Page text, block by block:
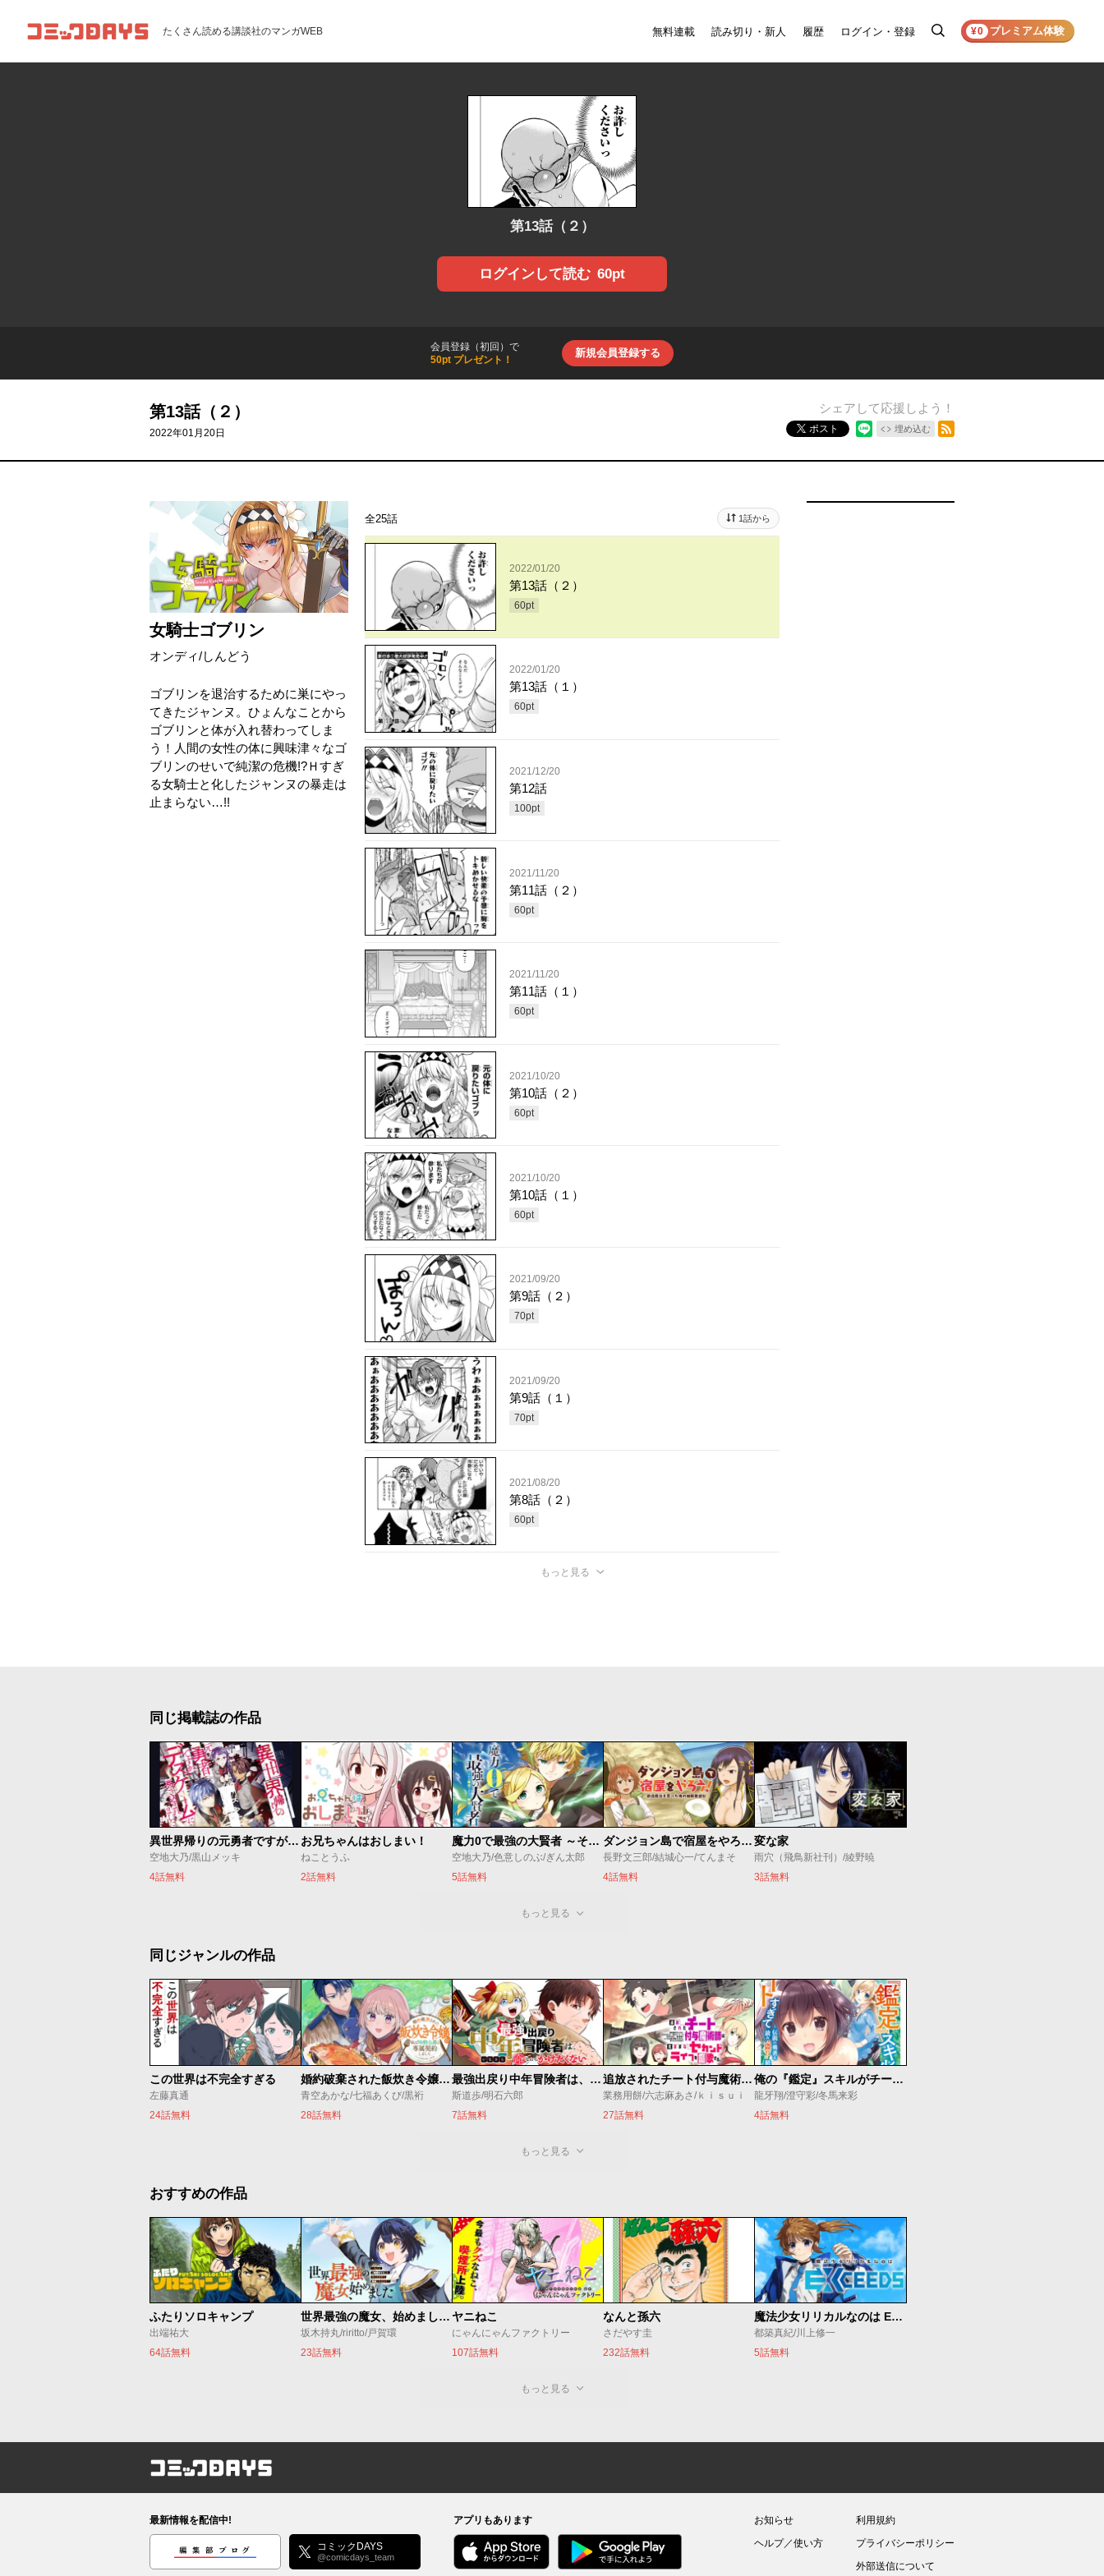
コミックDAYS たくさん読める講談社のマンガWEB 無料連載 読み切り・新人 履歴 ログイン・登録
検
¥0 プレミアム体験
第13話（２）
ログインして読む 60pt
会員登録（初回）で
50pt プレゼント！
新規会員登録する
第13話（２）
2022年01月20日
シェアして応援しよう！
ポスト 埋め込む
女騎士ゴブリン
オンディ/しんどう
ゴブリンを退治するために巣にやっ
てきたジャンヌ。ひょんなことから
ゴブリンと体が入れ替わってしま
う！人間の女性の体に興味津々なゴ
ブリンのせいで純潔の危機!?Ｈすぎ
る女騎士と化したジャンヌの暴走は
止まらない…!!
全25話 1話から
2022/01/20
第13話（２）
60pt
2022/01/20
第13話（１）
60pt
2021/12/20
第12話
100pt
2021/11/20
第11話（２）
60pt
2021/11/20
第11話（１）
60pt
2021/10/20
第10話（２）
60pt
2021/10/20
第10話（１）
60pt
2021/09/20
第9話（２）
70pt
2021/09/20
第9話（１）
70pt
2021/08/20
第8話（２）
60pt
もっと見る
同じ掲載誌の作品
異世界帰りの元勇者ですが、デスゲームに巻き込まれました
空地大乃/黒山メッキ
4話無料
お兄ちゃんはおしまい！
ねことうふ
2話無料
魔力0で最強の大賢者 ～それは魔法ではない、物理だ！～
空地大乃/色意しのぶ/ぎん太郎
5話無料
ダンジョン島で宿屋をやろう！ 創造魔法を貰った俺の細腕繁盛記
長野文三郎/結城心一/てんまそ
4話無料
変な家
雨穴（飛鳥新社刊）/綾野暁
3話無料
もっと見る
同じジャンルの作品
この世界は不完全すぎる
左藤真通
24話無料
婚約破棄された飯炊き令嬢の私は冷酷公爵と専属契約しました～ですが胃袋を掴んだ結果、冷たかった公爵様がどんどん優しくなっています～
青空あかな/七福あくび/黒裄
28話無料
最強出戻り中年冒険者は、今さら命なんてかけたくない
斯道歩/明石六郎
7話無料
追放されたチート付与魔術師は気ままなセカンドライフを謳歌する。 ～俺は武器だけじゃなく、あらゆるものに『強化ポイント』を付与できるし、俺の意思でいつでも効果を解除できるけど、残った人たち大丈夫？～
業務用餅/六志麻あさ/ｋｉｓｕｉ
27話無料
俺の『鑑定』スキルがチートすぎて
龍牙翔/澄守彩/冬馬来彩
4話無料
もっと見る
おすすめの作品
ふたりソロキャンプ
出端祐大
64話無料
世界最強の魔女、始めました ～私だけ『攻略サイト』を見れる世界で自由に生きます～
坂木持丸/riritto/戸賀環
23話無料
ヤニねこ
にゃんにゃんファクトリー
107話無料
なんと孫六
さだやす圭
232話無料
魔法少女リリカルなのは EXCEEDS
都築真紀/川上修一
5話無料
もっと見る
コミックDAYS
最新情報を配信中!
編集部ブログ コミックDAYS
@comicdays_team
アプリもあります
お知らせ
ヘルプ／使い方
利用規約
プライバシーポリシー
外部送信について